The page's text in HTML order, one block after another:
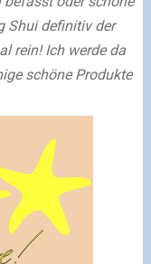
Shui definitiv der
rein! Ich werde da
schöne Produkte